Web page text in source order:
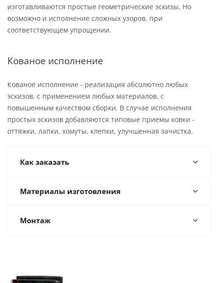
изготавливаются простые геометрические эскизы. Но
возможно и исполнение сложных узоров, при
соответствующем упрощении.
Кованое исполнение
Кованое исполнение - реализация абсолютно любых
эскизов, с применением любых материалов, с
повышенным качеством сборки. В случае исполнения
простых эскизов добавляются типовые приемы ковки -
оттяжки, лапки, хомуты, клепки, улучшенная зачистка.
Как заказать
Материалы изготовления
Монтаж